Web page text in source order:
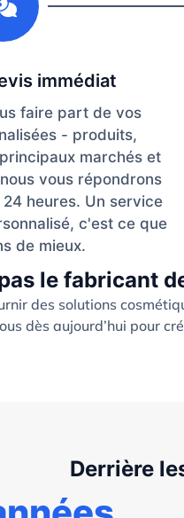
immédiat
faire part de vos
- produits,
marchés et
vous répondrons
heures. Un service
c'est ce que
de mieux.
le fabricant
des solutions
dès aujourd’hui pour
Derrière